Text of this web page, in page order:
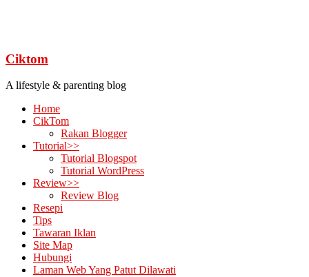
Ciktom
A lifestyle & parenting blog
Home
CikTom
Rakan Blogger
Tutorial>>
Tutorial Blogspot
Tutorial WordPress
Review>>
Review Blog
Resepi
Tips
Tawaran Iklan
Site Map
Hubungi
Laman Web Yang Patut Dilawati